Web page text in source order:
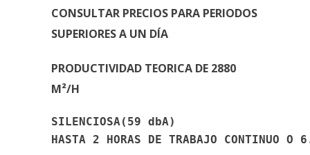
CONSULTAR PRECIOS PARA PERIODOS
SUPERIORES A UN DÍA
PRODUCTIVIDAD TEORICA DE 2880
M²/H
SILENCIOSA(59 dbA)
HASTA 2 HORAS DE TRABAJO CONTINUO O